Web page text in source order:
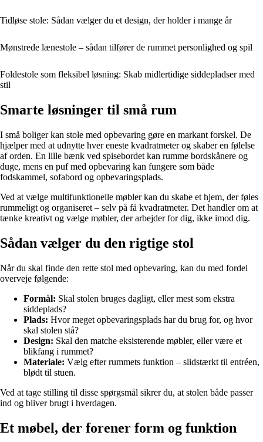
Tidløse stole: Sådan vælger du et design, der holder i mange år
Mønstrede lænestole – sådan tilfører de rummet personlighed og spil
Foldestole som fleksibel løsning: Skab midlertidige siddepladser med
stil
Smarte løsninger til små rum
I små boliger kan stole med opbevaring gøre en markant forskel. De
hjælper med at udnytte hver eneste kvadratmeter og skaber en følelse
af orden. En lille bænk ved spisebordet kan rumme bordskånere og
duge, mens en puf med opbevaring kan fungere som både
fodskammel, sofabord og opbevaringsplads.
Ved at vælge multifunktionelle møbler kan du skabe et hjem, der føles
rummeligt og organiseret – selv på få kvadratmeter. Det handler om at
tænke kreativt og vælge møbler, der arbejder for dig, ikke imod dig.
Sådan vælger du den rigtige stol
Når du skal finde den rette stol med opbevaring, kan du med fordel
overveje følgende:
Formål: Skal stolen bruges dagligt, eller mest som ekstra
siddeplads?
Plads: Hvor meget opbevaringsplads har du brug for, og hvor
skal stolen stå?
Design: Skal den matche eksisterende møbler, eller være et
blikfang i rummet?
Materiale: Vælg efter rummets funktion – slidstærkt til entréen,
blødt til stuen.
Ved at tage stilling til disse spørgsmål sikrer du, at stolen både passer
ind og bliver brugt i hverdagen.
Et møbel, der forener form og funktion